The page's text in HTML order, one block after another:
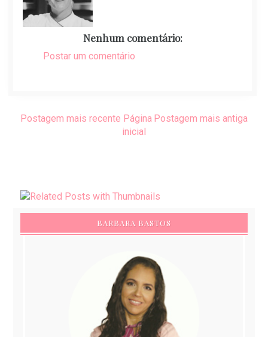
Nenhum comentário:
Postar um comentário
Postagem mais recente Postagem mais antiga
Página
inicial
BARBARA BASTOS